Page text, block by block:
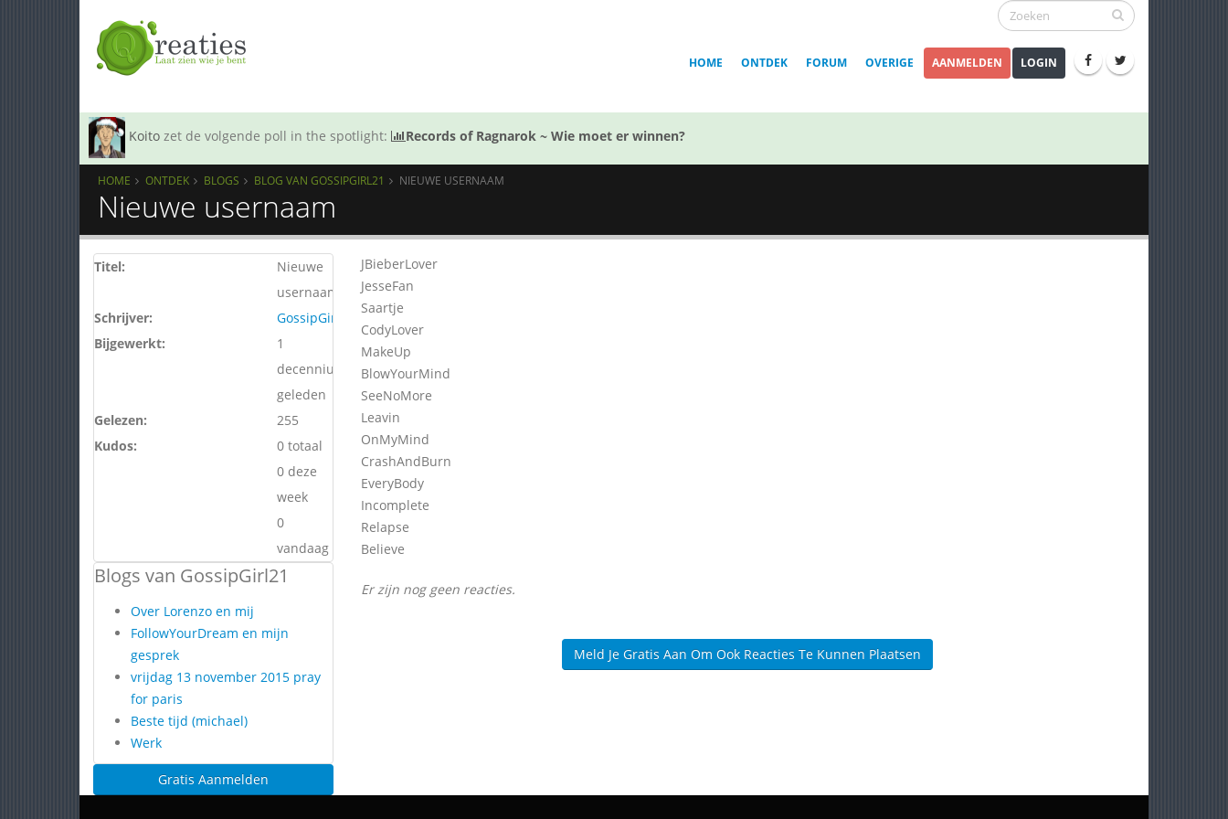
HOME ONTDEK FORUM OVERIGE AANMELDEN LOGIN
Koito zet de volgende poll in the spotlight: Records of Ragnarok ~ Wie moet er winnen?
HOME ONTDEK BLOGS BLOG VAN GOSSIPGIRL21 NIEUWE USERNAAM
Nieuwe usernaam
Titel:
Nieuwe
usernaam
Schrijver:
GossipGirl21
Bijgewerkt:
1
decennium
geleden
Gelezen:
255
Kudos:
0 totaal
0 deze
week
0
vandaag
Blogs van GossipGirl21
Over Lorenzo en mij
FollowYourDream en mijn
gesprek
vrijdag 13 november 2015 pray
for paris
Beste tijd (michael)
Werk
Gratis Aanmelden
JBieberLover
JesseFan
Saartje
CodyLover
MakeUp
BlowYourMind
SeeNoMore
Leavin
OnMyMind
CrashAndBurn
EveryBody
Incomplete
Relapse
Believe
Er zijn nog geen reacties.
Meld Je Gratis Aan Om Ook Reacties Te Kunnen Plaatsen